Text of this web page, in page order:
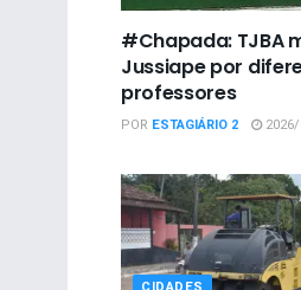
#Chapada: TJBA
Jussiape por
professores
POR ESTAGIÁRIO 2